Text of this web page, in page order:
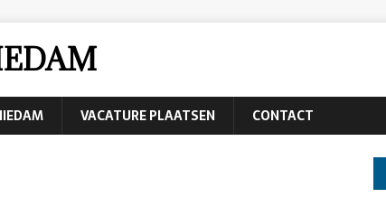
VACATURE PLAATSEN CONTACT